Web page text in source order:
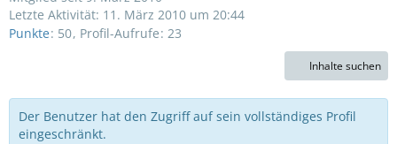
Letzte Aktivität: 11. März 2010 um 20:44
Punkte 50 Profil-Aufrufe 23
Inhalte suchen
Der Benutzer hat den Zugriff auf sein vollständiges Profil
eingeschränkt.